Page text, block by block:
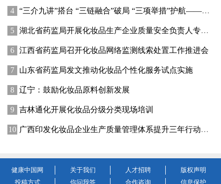
“三介九讲”搭台 “三链融合”破局 “三项举措”护航——青海高原特色化妆品原料产业迈出实质性步伐
湖北省药监局开展化妆品生产企业质量安全负责人专题培训暨现场观摩活动
江西省药监局召开化妆品网络监测线索处置工作推进会
山东省药监局发文推动化妆品个性化服务试点实施
辽宁：鼓励化妆品原料创新发展
吉林通化开展化妆品分级分类现场培训
广西印发化妆品企业生产质量管理体系提升三年行动方案
健康中国网 关于我们 人才招聘
版权声明
投稿方式
你问我答 合作咨询 信息保护